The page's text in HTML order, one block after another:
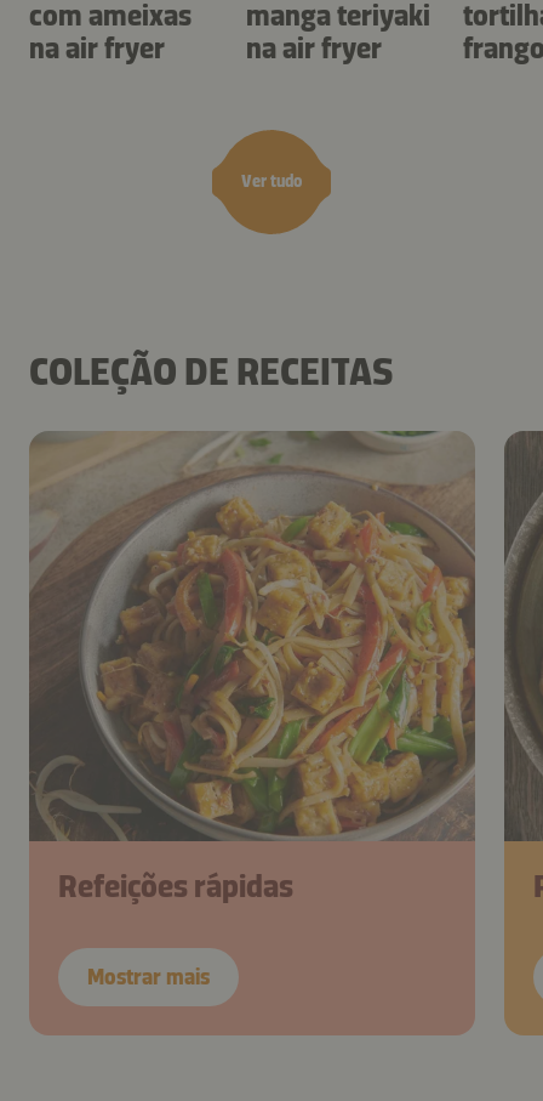
Ver tudo
com ameixas
na air fryer
manga teriyaki
na air fryer
COLEÇÃO DE RECEITAS
Refeições rápidas
Mostrar mais